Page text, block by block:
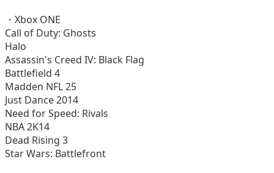
・Xbox ONE
Call of Duty: Ghosts
Halo
Assassin's Creed IV: Black Flag
Battlefield 4
Madden NFL 25
Just Dance 2014
Need for Speed: Rivals
NBA 2K14
Dead Rising 3
Star Wars: Battlefront